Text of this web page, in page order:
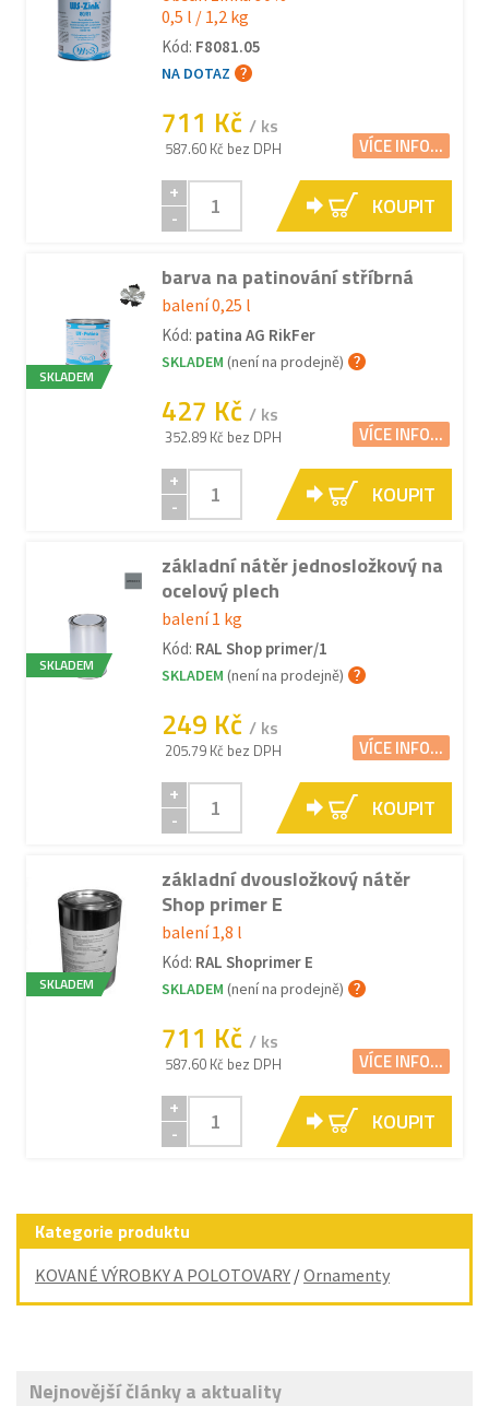
0,5 l / 1,2 kg
Kód: F8081.05
NA DOTAZ
711 Kč / ks
587.60 Kč bez DPH VÍCE INFO...
+
-
KOUPIT
SKLADEM
barva na patinování stříbrná
balení 0,25 l
Kód: patina AG RikFer
SKLADEM (není na prodejně)
427 Kč / ks
352.89 Kč bez DPH VÍCE INFO...
+
-
KOUPIT
SKLADEM
základní nátěr jednosložkový na
ocelový plech
balení 1 kg
Kód: RAL Shop primer/1
SKLADEM (není na prodejně)
249 Kč / ks
205.79 Kč bez DPH VÍCE INFO...
+
-
KOUPIT
SKLADEM
základní dvousložkový nátěr
Shop primer E
balení 1,8 l
Kód: RAL Shoprimer E
SKLADEM (není na prodejně)
711 Kč / ks
587.60 Kč bez DPH VÍCE INFO...
+
-
KOUPIT
Kategorie produktu
KOVANÉ VÝROBKY A POLOTOVARY /Ornamenty
Nejnovější články a aktuality